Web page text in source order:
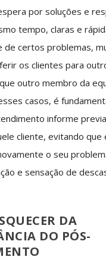
por soluções e
tempo, claras e
de certos problemas,
os clientes para
outro membro da
casos, é
informe
cliente, evitando que
o seu
e sensação de
DA
DO PÓS-